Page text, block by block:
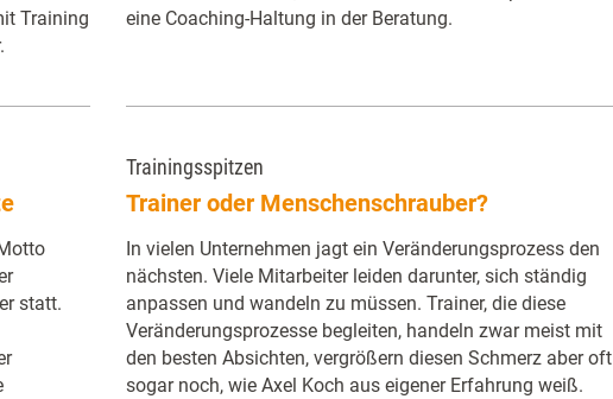
Training
eine Coaching-Haltung in der Beratung.
statt.
Trainingsspitzen
Trainer oder Menschenschrauber?
In vielen Unternehmen jagt ein Veränderungsprozess den
nächsten. Viele Mitarbeiter leiden darunter, sich ständig
anpassen und wandeln zu müssen. Trainer, die diese
Veränderungsprozesse begleiten, handeln zwar meist mit
den besten Absichten, vergrößern diesen Schmerz aber oft
sogar noch, wie Axel Koch aus eigener Erfahrung weiß.